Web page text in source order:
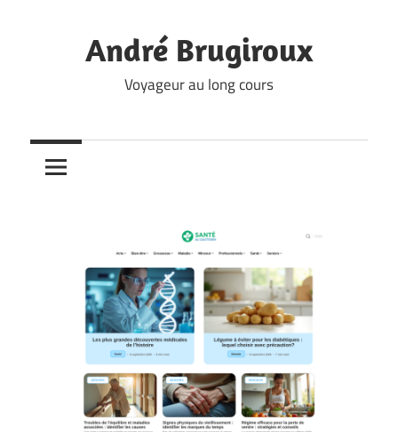
André Brugiroux
Voyageur au long cours